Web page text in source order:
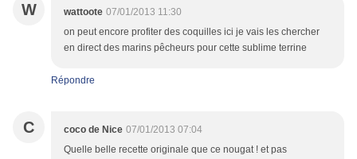
W wattoote 07/01/2013 11:30
on peut encore profiter des coquilles ici je vais les chercher
en direct des marins pêcheurs pour cette sublime terrine
Répondre
C coco de Nice 07/01/2013 07:04
Quelle belle recette originale que ce nougat ! et pas